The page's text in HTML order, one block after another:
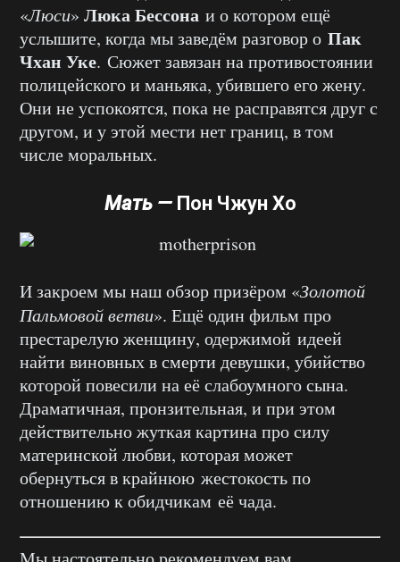
«Люси» Люка Бессона и о котором ещё
услышите, когда мы заведём разговор о Пак
Чхан Уке. Сюжет завязан на противостоянии
полицейского и маньяка, убившего его жену.
Они не успокоятся, пока не расправятся друг с
другом, и у этой мести нет границ, в том
числе моральных.
Мать — Пон Чжун Хо
И закроем мы наш обзор призёром «Золотой
Пальмовой ветви». Ещё один фильм про
престарелую женщину, одержимой идеей
найти виновных в смерти девушки, убийство
которой повесили на её слабоумного сына.
Драматичная, пронзительная, и при этом
действительно жуткая картина про силу
материнской любви, которая может
обернуться в крайнюю жестокость по
отношению к обидчикам её чада.